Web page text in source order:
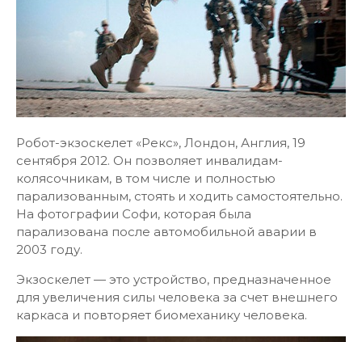
Робот-экзоскелет «Рекс», Лондон, Англия, 19
сентября 2012. Он позволяет инвалидам-
колясочникам, в том числе и полностью
парализованным, стоять и ходить самостоятельно.
На фотографии Софи, которая была
парализована после автомобильной аварии в
2003 году.
Экзоскелет — это устройство, предназначенное
для увеличения силы человека за счет внешнего
каркаса и повторяет биомеханику человека.